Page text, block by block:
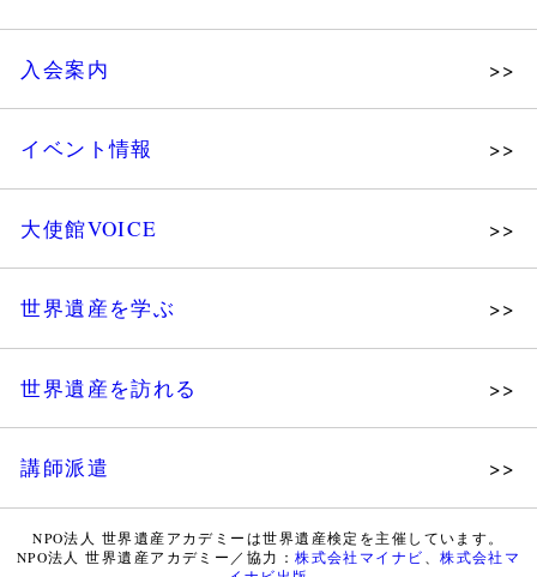
組織図・役員
法人会員・協賛団体／公認団体
入会案内
イベント情報
展示会
ツアー情報
大使館VOICE
世界遺産を学ぶ
世界遺産検定 公式HP
世界遺産を訪れる
講師派遣
WHA認定講師について
WHA認定講師 紹介動画
NPO法人 世界遺産アカデミーは世界遺産検定を主催しています。
NPO法人 世界遺産アカデミー／協力：株式会社マイナビ 、株式会社マ